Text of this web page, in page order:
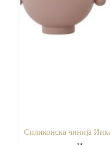
Силиконска чинија